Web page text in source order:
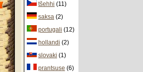
tšehhi (11)
saksa (2)
portugali (12)
hollandi (2)
slovaki (1)
prantsuse (6)